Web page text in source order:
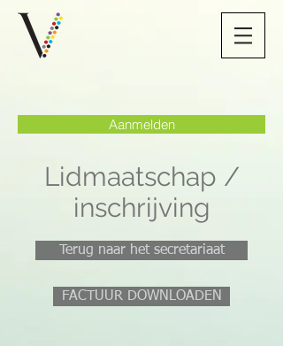
Aanmelden
Lidmaatschap /
inschrijving
Terug naar het secretariaat
FACTUUR DOWNLOADEN